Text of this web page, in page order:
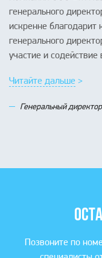
генерального
искренне
генерального
участие и
Читайте дальше >
Генеральный
Позвоните по